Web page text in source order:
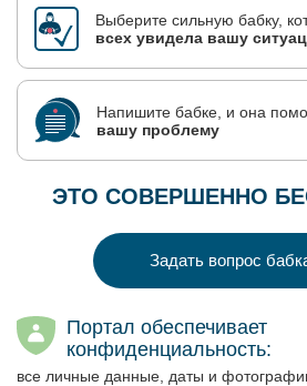
Выберите сильную бабку,
всех увидела вашу
Напишите бабке, и она
вашу проблему
ЭТО СОВЕРШЕННО
Задать вопрос
Портал обеспечивает
конфиденциальность:
все личные данные, даты и